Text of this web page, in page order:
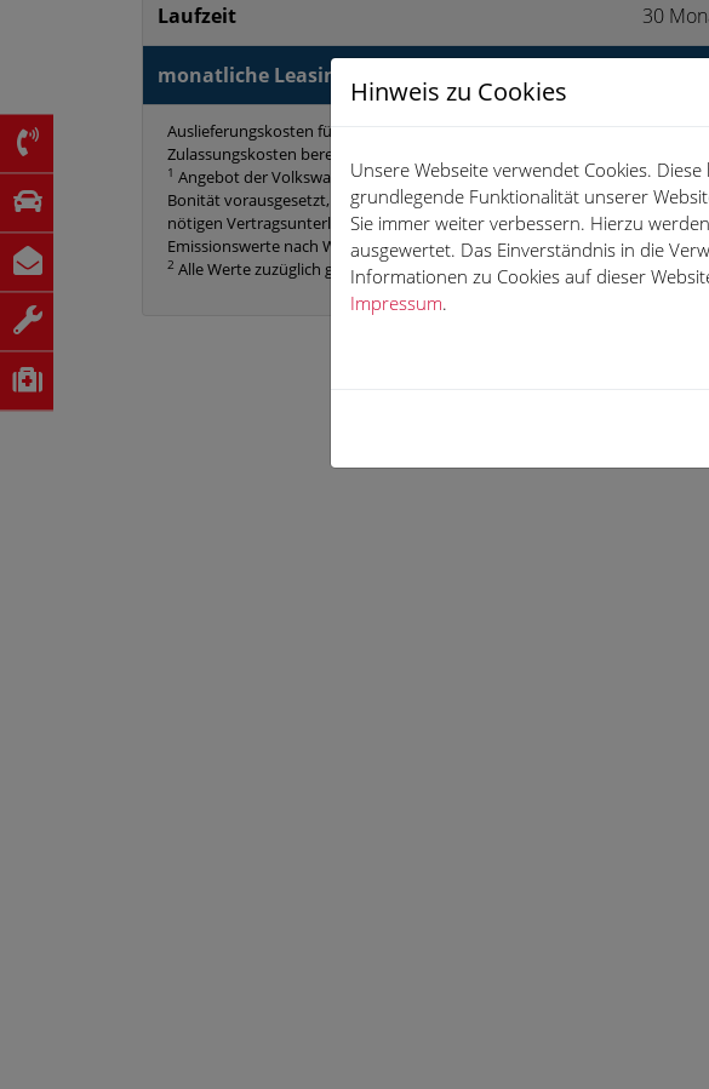
Laufzeit 30
monatliche Leasingrate inkl. Dienstleistungen
Auslieferungskosten für die Auslieferung beim Händler berechnet der
Zulassungskosten berechnet der ausliefernde Betrieb separat.
1 Angebot der Volkswagen Leasing GmbH, Gifhorner Str. 57, 38112
Bonität vorausgesetzt, für die wir als ungebundener Vermittler
nötigen Vertragsunterlagen zusammenstellen. Stand 07/2026. Für das
Emissionswerte nach WLTP und nicht nach NEFZ vor.
2 Alle Werte zuzüglich gesetzlicher Mehrwertsteuer.
Hinweis zu Cookies
Unsere Webseite verwendet Cookies.
grundlegende Funktionalität unserer
Sie immer weiter verbessern. Hierzu
ausgewertet. Das Einverständnis in die
Informationen zu Cookies auf dieser
Impressum.